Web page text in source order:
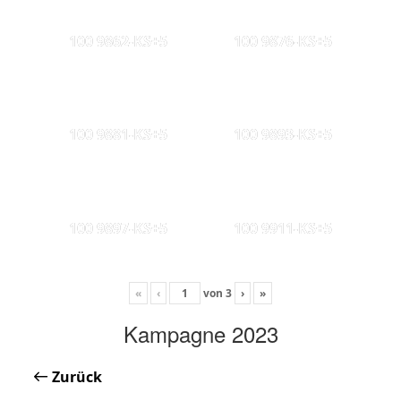
100 9862-KS+5 100 9876-KS+5
100 9881-KS+5 100 9893-KS+5
100 9897-KS+5 100 9911-KS+5
« ‹ von 3 › »
Kampagne 2023
Zurück